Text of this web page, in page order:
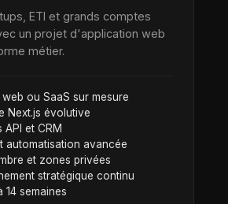
ETI et grands comptes
un projet d'application web
métier.
ou SaaS sur mesure
Next.js évolutive
et CRM
automatisation avancée
et zones privées
stratégique continu
14 semaines